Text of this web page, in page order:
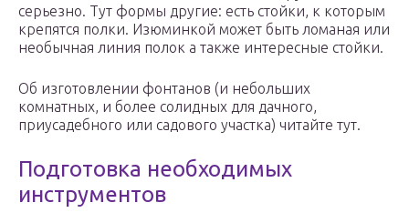
серьезно. Тут формы другие: есть стойки, к которым
крепятся полки. Изюминкой может быть ломаная или
необычная линия полок а также интересные стойки.
Об изготовлении фонтанов (и небольших
комнатных, и более солидных для дачного,
приусадебного или садового участка) читайте тут.
Подготовка необходимых
инструментов